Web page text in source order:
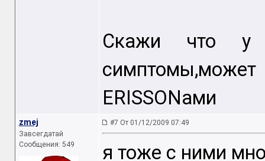
Скажи что у
ЕRISSONaми
zmej
Завсегдатай
Сообщения: 549
#7 От 01/12/2009 07:49
я тоже с ними